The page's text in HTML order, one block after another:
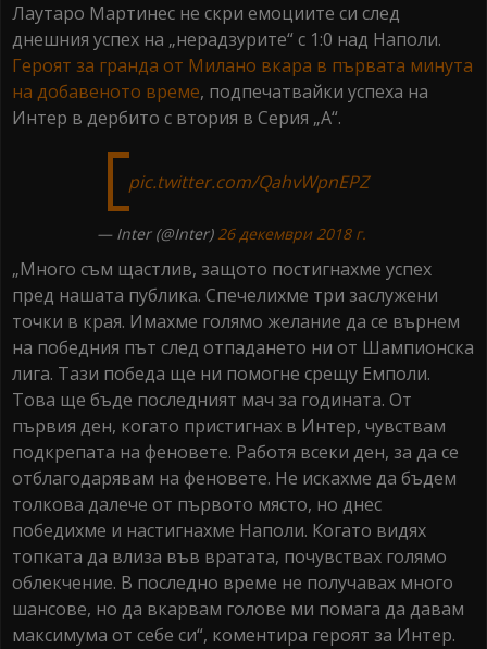
Лаутаро Мартинес не скри емоциите си след
днешния успех на „нерадзурите“ с 1:0 над Наполи.
Героят за гранда от Милано вкара в първата минута
на добавеното време, подпечатвайки успеха на
Интер в дербито с втория в Серия „А“.
pic.twitter.com/QahvWpnEPZ
— Inter (@Inter) 26 декември 2018 г.
„Много съм щастлив, защото постигнахме успех
пред нашата публика. Спечелихме три заслужени
точки в края. Имахме голямо желание да се върнем
на победния път след отпадането ни от Шампионска
лига. Тази победа ще ни помогне срещу Емполи.
Това ще бъде последният мач за годината. От
първия ден, когато пристигнах в Интер, чувствам
подкрепата на феновете. Работя всеки ден, за да се
отблагодарявам на феновете. Не искахме да бъдем
толкова далече от първото място, но днес
победихме и настигнахме Наполи. Когато видях
топката да влиза във вратата, почувствах голямо
облекчение. В последно време не получавах много
шансове, но да вкарвам голове ми помага да давам
максимума от себе си“, коментира героят за Интер.